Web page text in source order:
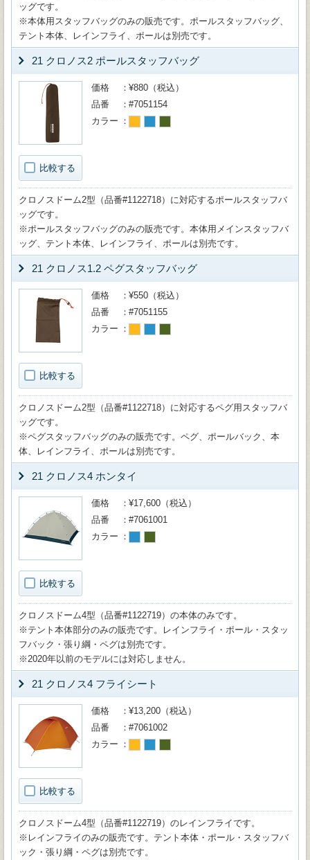
ッグです。
※本体用スタッフバッグのみの販売です。ポールスタッフバッグ、
テント本体、レインフライ、ポールは別売です。
21 クロノス2 ポールスタッフバッグ
比較する
価格
¥880（税込）
品番
#7051154
カラー
クロノスドーム2型（品番#1122718）に対応するポールスタッフバ
ッグです。
※ポールスタッフバッグのみの販売です。本体用メインスタッフバ
ッグ、テント本体、レインフライ、ポールは別売です。
21 クロノス1.2 ペグスタッフバッグ
比較する
価格
¥550（税込）
品番
#7051155
カラー
クロノスドーム2型（品番#1122718）に対応するペグ用スタッフバ
ッグです。
※ペグスタッフバッグのみの販売です。ペグ、ポールバック、本
体、レインフライ、ポールは別売です。
21 クロノス4 ホンタイ
比較する
価格
¥17,600（税込）
品番
#7061001
カラー
クロノスドーム4型（品番#1122719）の本体のみです。
※テント本体部分のみの販売です。レインフライ・ポール・スタッ
フバック・張り綱・ペグは別売です。
※2020年以前のモデルには対応しません。
21 クロノス4 フライシート
比較する
価格
¥13,200（税込）
品番
#7061002
カラー
クロノスドーム4型（品番#1122719）のレインフライです。
※レインフライのみの販売です。テント本体・ポール・スタッフバ
ック・張り綱・ペグは別売です。